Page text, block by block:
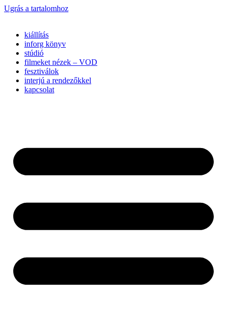
Ugrás a tartalomhoz
kiállítás
inforg könyv
stúdió
filmeket nézek – VOD
fesztiválok
interjú a rendezőkkel
kapcsolat